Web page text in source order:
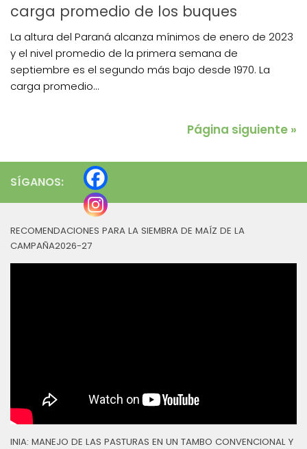
carga promedio de los buques
La altura del Paraná alcanza mínimos de enero de 2023
y el nivel promedio de la primera semana de
septiembre es el segundo más bajo desde 1970. La
carga promedio...
Página siguiente »
SÍGANOS:
RECOMENDACIONES PARA LA SIEMBRA DE MAÍZ DE LA
CAMPAÑA2026-27
INIA: MANEJO DE LAS PASTURAS EN UN TAMBO CONVENCIONAL Y